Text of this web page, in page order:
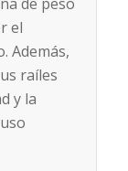
el
Además,
raíles
y la